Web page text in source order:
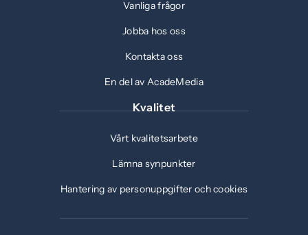
Vanliga frågor
Jobba hos oss
Kontakta oss
En del av AcadeMedia
Kvalitet
Vårt kvalitetsarbete
Lämna synpunkter
Hantering av personuppgifter och cookies